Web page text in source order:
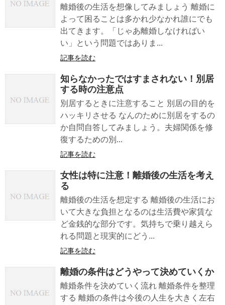
離婚後の生活を想像してみましょう 離婚に
よって困ることは多かれ少なかれ誰にでも
出てきます。「じゃあ離婚しなければい
い」という問題ではありま...
記事を読む
知らなかったではすまされない！別居
する時の注意点
別居するときに注意すること 別居の目的を
ハッキリさせる なんのために別居をするの
か自問自答してみましょう。夫婦関係を修
復するための別...
記事を読む
女性は特に注意！離婚後の生活を考え
る
離婚後の生活を想定する 離婚後の生活にお
いて大きな負担となるのは生活費や家賃な
ど金銭的な部分です。気持ちで乗り越えら
れる問題と現実的にどう...
記事を読む
離婚の条件はどうやって決めていくか
離婚条件を決めていく流れ 離婚条件を整理
する 離婚の条件は今後の人生を大きく左右